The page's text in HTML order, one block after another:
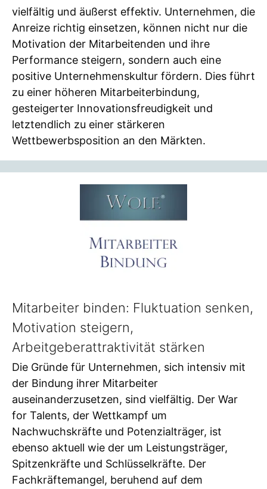
vielfältig und äußerst effektiv. Unternehmen, die
Anreize richtig einsetzen, können nicht nur die
Motivation der Mitarbeitenden und ihre
Performance steigern, sondern auch eine
positive Unternehmenskultur fördern. Dies führt
zu einer höheren Mitarbeiterbindung,
gesteigerter Innovationsfreudigkeit und
letztendlich zu einer stärkeren
Wettbewerbsposition an den Märkten.
Mitarbeiter binden: Fluktuation senken,
Motivation steigern,
Arbeitgeberattraktivität stärken
Die Gründe für Unternehmen, sich intensiv mit
der Bindung ihrer Mitarbeiter
auseinanderzusetzen, sind vielfältig. Der War
for Talents, der Wettkampf um
Nachwuchskräfte und Potenzialträger, ist
ebenso aktuell wie der um Leistungsträger,
Spitzenkräfte und Schlüsselkräfte. Der
Fachkräftemangel, beruhend auf dem